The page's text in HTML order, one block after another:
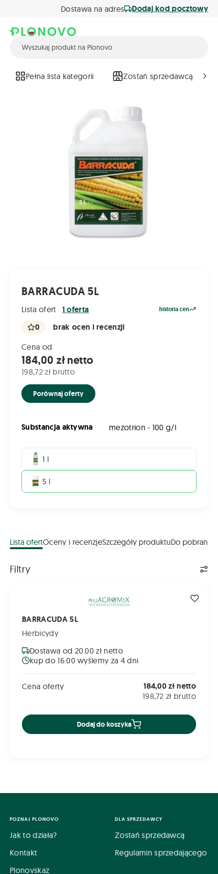
Dostawa na adres Dodaj kod pocztowy
Pełna lista kategorii Zostań sprzedawcą
BARRACUDA 5L
Lista ofert 1 oferta historia cen
0 brak ocen i recenzji
Cena od
184,00 zł netto
198,72 zł brutto
Porównaj oferty
Substancja aktywna mezotrion - 100 g/l
1 l
5 l
Lista ofertOceny i recenzjeSzczegóły produktuDo pobrania
Filtry
BARRACUDA 5L
Herbicydy
Dostawa od 20.00 zł netto
kup do 16:00 wyślemy za 4 dni
Cena oferty 184,00 zł netto
198,72 zł brutto
Dodaj do koszyka
POZNAJ PLONOVO
Jak to działa?
Kontakt
Plonovskaz
DLA SPRZEDAWCY
Zostań sprzedawcą
Regulamin sprzedającego